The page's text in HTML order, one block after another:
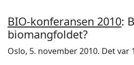
BIO-konferansen 2010:
biomangfoldet?
Oslo, 5. november 2010. Det var